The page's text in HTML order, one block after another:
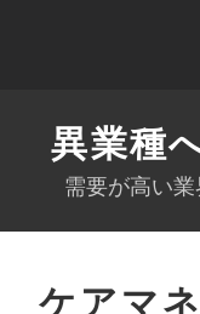
異業種
需要が高い
ケアマ